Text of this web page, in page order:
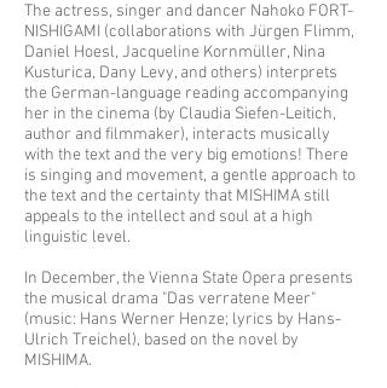
The actress, singer and dancer Nahoko FORT-
NISHIGAMI (collaborations with Jürgen Flimm,
Daniel Hoesl, Jacqueline Kornmüller, Nina
Kusturica, Dany Levy, and others) interprets
the German-language reading accompanying
her in the cinema (by Claudia Siefen-Leitich,
author and filmmaker), interacts musically
with the text and the very big emotions! There
is singing and movement, a gentle approach to
the text and the certainty that MISHIMA still
appeals to the intellect and soul at a high
linguistic level.
In December, the Vienna State Opera presents
the musical drama "Das verratene Meer"
(music: Hans Werner Henze; lyrics by Hans-
Ulrich Treichel), based on the novel by
MISHIMA.